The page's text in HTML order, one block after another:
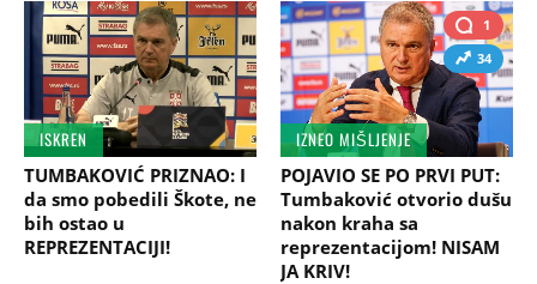
ISKREN
TUMBAKOVIĆ PRIZNAO: I
da smo pobedili Škote, ne
bih ostao u
REPREZENTACIJI!
1
34
IZNEO MIŠLJENJE
POJAVIO SE PO PRVI PUT:
Tumbaković otvorio dušu
nakon kraha sa
reprezentacijom! NISAM
JA KRIV!